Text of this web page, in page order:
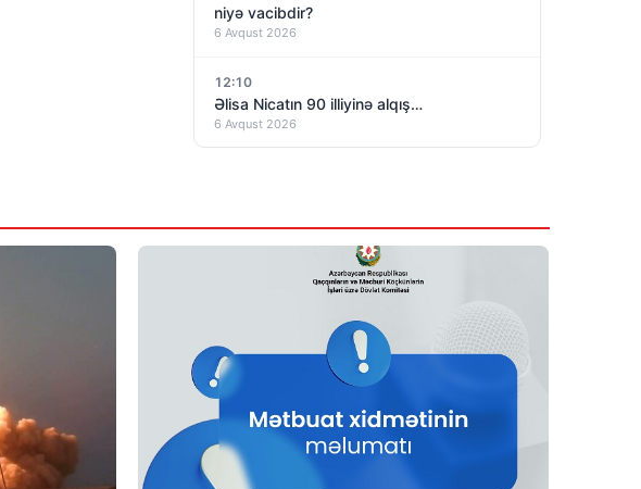
niyə vacibdir?
6 Avqust 2026
12:10
Əlisa Nicatın 90 illiyinə alqış…
6 Avqust 2026
Глава МИД Азербайджана